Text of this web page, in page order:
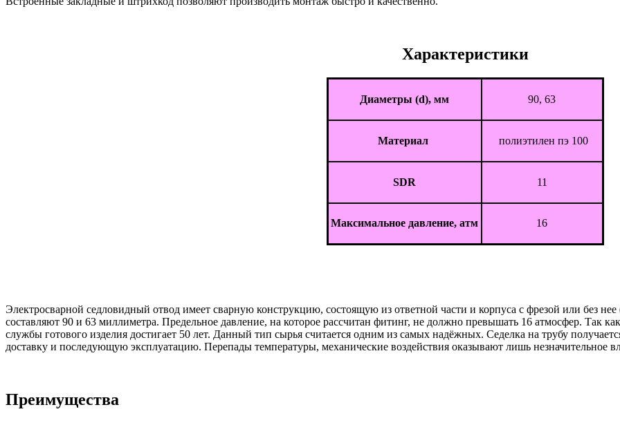
Характеристики
Диаметры (d), мм 90, 63
Материал полиэтилен пэ 100
SDR 11
Максимальное давление, атм 16
Электросварной седловидный отвод имеет сварную конструкцию, состоящую из ответной части и корпуса с фрезой или без
составляют 90 и 63 миллиметра. Предельное давление, на которое рассчитан фитинг, не должно превышать 16 атмосфер. Так
службы готового изделия достигает 50 лет. Данный тип сырья считается одним из самых надёжных. Седелка на трубу
доставку и последующую эксплуатацию. Перепады температуры, механические воздействия оказывают лишь незначительное
Преимущества